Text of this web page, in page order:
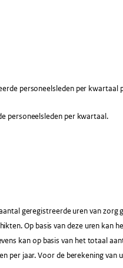
personeelsleden per kwartaal
personeelsleden per kwartaal.
geregistreerde uren van zorg
Op basis van deze uren kan
kan op basis van het totaal
per jaar. Voor de berekening